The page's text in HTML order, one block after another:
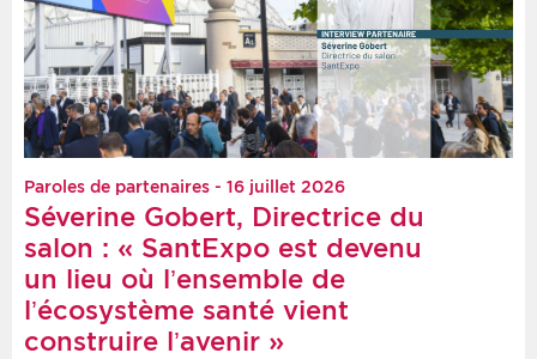
Paroles de partenaires - 16 juillet 2026
Séverine Gobert, Directrice du
salon : « SantExpo est devenu
un lieu où l’ensemble de
l’écosystème santé vient
construire l’avenir »